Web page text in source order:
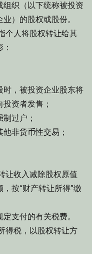
组织（以下统称被投资
）的股权或股份。
人将股权转让给其
，被投资企业股东将
资者发售；
过户；
非货币性交易；
收入减除股权原值
按“财产转让所得”缴
支付的有关税费。
税，以股权转让方